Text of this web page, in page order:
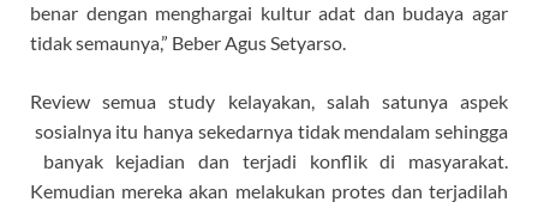
benar dengan menghargai kultur adat dan budaya agar
tidak semaunya,” Beber Agus Setyarso.
Review semua study kelayakan, salah satunya aspek
sosialnya itu hanya sekedarnya tidak mendalam sehingga
banyak kejadian dan terjadi konflik di masyarakat.
Kemudian mereka akan melakukan protes dan terjadilah